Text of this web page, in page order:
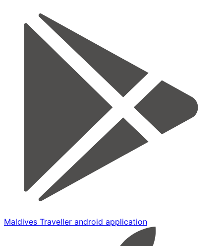
Maldives Traveller android application